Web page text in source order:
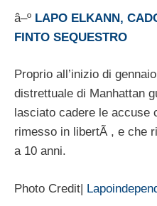
â–º LAPO ELKANN,
FINTO SEQUESTRO
Proprio all’inizio di
distrettuale di Manhattan
lasciato cadere le accuse
rimesso in libertÃ , e che
a 10 anni.
Photo Credit|